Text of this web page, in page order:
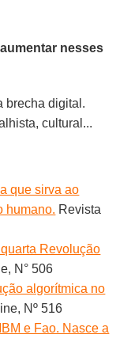
nesses
brecha digital.
cultural...
que sirva ao
humano. Revista
Revolução
N° 506
algorítmica no
Nº 516
e Fao. Nasce a